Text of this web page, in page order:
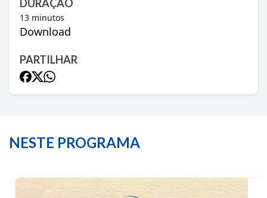
DURAÇÃO
13 minutos
Download
PARTILHAR
NESTE PROGRAMA